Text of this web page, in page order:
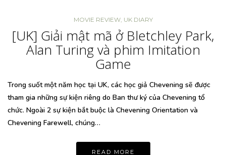
MOVIE REVIEW, UK DIARY
[UK] Giải mật mã ở Bletchley Park,
Alan Turing và phim Imitation
Game
Trong suốt một năm học tại UK, các học giả Chevening sẽ được
tham gia những sự kiện riêng do Ban thư ký của Chevening tổ
chức. Ngoài 2 sự kiện bắt buộc là Chevening Orientation và
Chevening Farewell, chúng…
READ MORE